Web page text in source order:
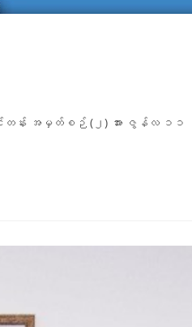
တန်း အမှတ်စဉ် (၂) အား ဇွန်လ